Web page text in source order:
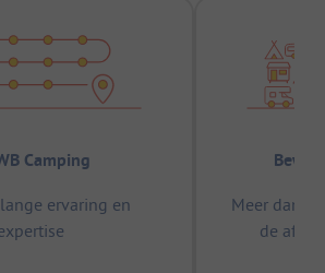
Camping
ervaring en
Meer dan
de